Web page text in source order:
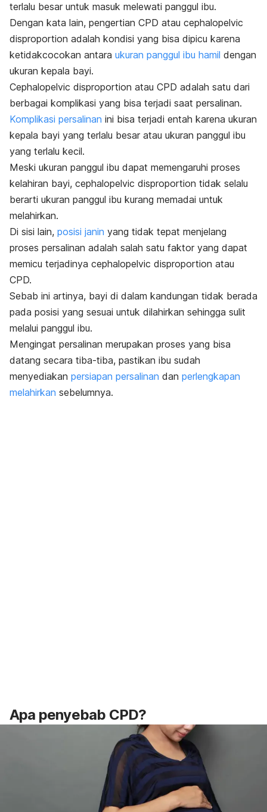
terlalu besar untuk masuk melewati panggul ibu.
Dengan kata lain, pengertian CPD atau cephalopelvic
disproportion adalah kondisi yang bisa dipicu karena
ketidakcocokan antara ukuran panggul ibu hamil dengan
ukuran kepala bayi.
Cephalopelvic disproportion atau CPD adalah satu dari
berbagai komplikasi yang bisa terjadi saat persalinan.
Komplikasi persalinan ini bisa terjadi entah karena ukuran
kepala bayi yang terlalu besar atau ukuran panggul ibu
yang terlalu kecil.
Meski ukuran panggul ibu dapat memengaruhi proses
kelahiran bayi, cephalopelvic disproportion tidak selalu
berarti ukuran panggul ibu kurang memadai untuk
melahirkan.
Di sisi lain, posisi janin yang tidak tepat menjelang
proses persalinan adalah salah satu faktor yang dapat
memicu terjadinya cephalopelvic disproportion atau
CPD.
Sebab ini artinya, bayi di dalam kandungan tidak berada
pada posisi yang sesuai untuk dilahirkan sehingga sulit
melalui panggul ibu.
Mengingat persalinan merupakan proses yang bisa
datang secara tiba-tiba, pastikan ibu sudah
menyediakan persiapan persalinan dan perlengkapan
melahirkan sebelumnya.
Apa penyebab CPD?